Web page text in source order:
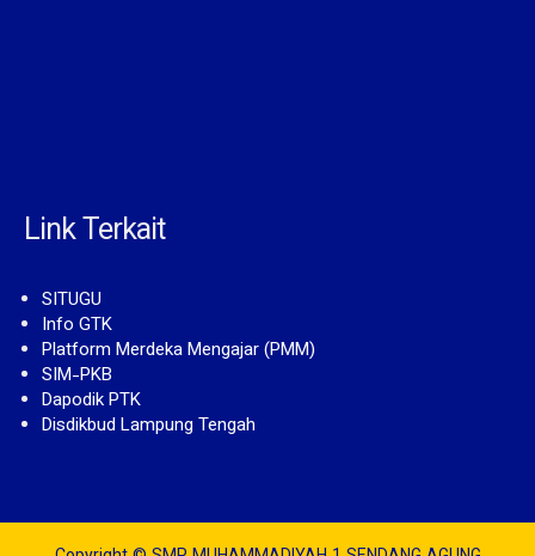
Link Terkait
SITUGU
Info GTK
Platform Merdeka Mengajar (PMM)
SIM-PKB
Dapodik PTK
Disdikbud Lampung Tengah